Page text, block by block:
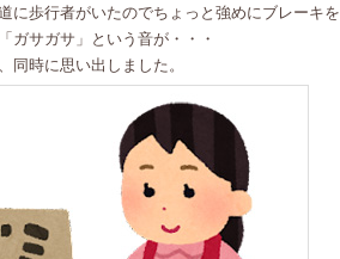
に歩行者がいたのでちょっと強めにブレーキ
ガサガサ」という音が・・・
同時に思い出しました。